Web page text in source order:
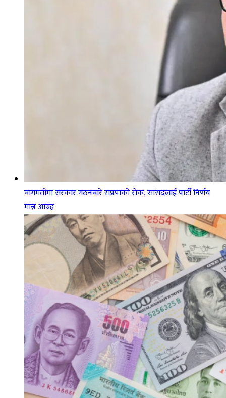
बागमतीमा सरकार गठनबारे राप्रपाको रोक, सांसदलाई पार्टी निर्णय
मान्न आग्रह